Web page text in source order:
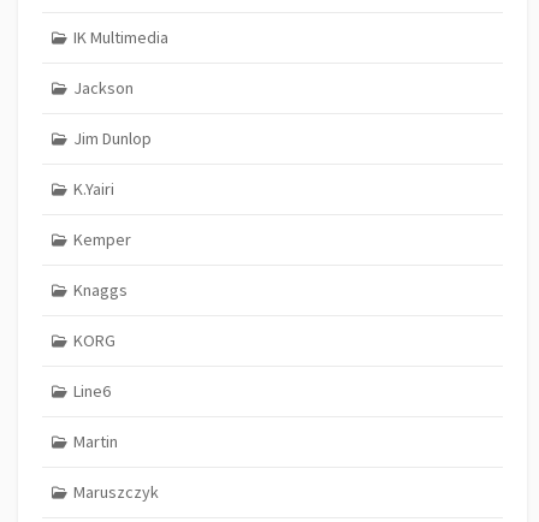
IK Multimedia
Jackson
Jim Dunlop
K.Yairi
Kemper
Knaggs
KORG
Line6
Martin
Maruszczyk